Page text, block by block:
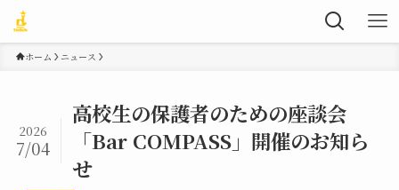
ホーム ニュース
高校生の保護者のための座談会
「Bar COMPASS」開催のお知ら
せ
2026
7/04